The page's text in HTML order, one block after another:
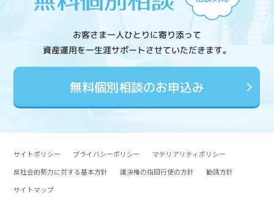
お客さま一人ひとりに寄り添って
資産運用を一生涯サポートさせていただきます。
無料個別相談のお申込み
サイトポリシー プライバシーポリシー
マテリアリティポリシー
反社会的勢力に対する基本方針
議決権の指図行使の方針
勧誘方針
サイトマップ